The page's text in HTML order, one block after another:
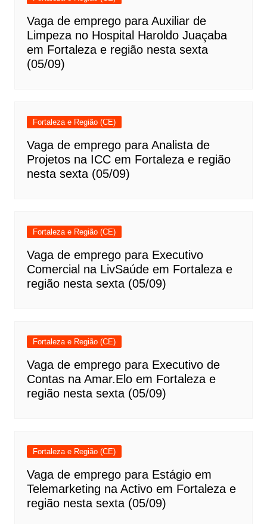
Vaga de emprego para Auxiliar de
Limpeza no Hospital Haroldo Juaçaba
em Fortaleza e região nesta sexta
(05/09)
Fortaleza e Região (CE)
Vaga de emprego para Analista de
Projetos na ICC em Fortaleza e região
nesta sexta (05/09)
Fortaleza e Região (CE)
Vaga de emprego para Executivo
Comercial na LivSaúde em Fortaleza e
região nesta sexta (05/09)
Fortaleza e Região (CE)
Vaga de emprego para Executivo de
Contas na Amar.Elo em Fortaleza e
região nesta sexta (05/09)
Fortaleza e Região (CE)
Vaga de emprego para Estágio em
Telemarketing na Activo em Fortaleza e
região nesta sexta (05/09)